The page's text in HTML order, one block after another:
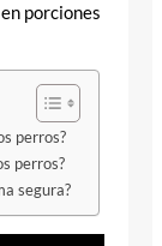
porciones
perros?
perros?
segura?